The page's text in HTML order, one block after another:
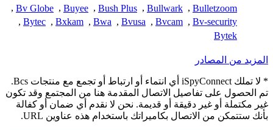
Bulletzoom
,
Bullwark
,
Bush Plus
,
Buyee
,
Bv Globe
,
Bv-security
,
Bvcam
,
Bvusa
,
Bwa
,
Bxkam
,
Bytec
,
Bytek
المزيد من المصادر
* لا تملك iSpyConnect أي انتماء أو ارتباط أو تجمع مع منتجات Bcs.
تم الحصول على تفاصيل الاتصال المقدمة هنا من المجتمع وقد تكون
غير مكتملة أو غير دقيقة أو قديمة. نحن لا نقدم أي ضمان أو كفالة
بأنك ستتمكن من الاتصال بكاميراتك باستخدام هذه عناوين URL.